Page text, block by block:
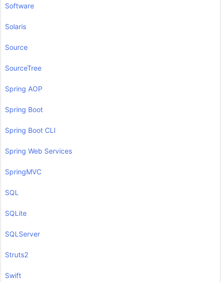
Software
Solaris
Source
SourceTree
Spring AOP
Spring Boot
Spring Boot CLI
Spring Web Services
SpringMVC
SQL
SQLite
SQLServer
Struts2
Swift